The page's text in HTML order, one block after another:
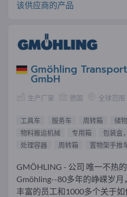
该供应商的产品
Gmöhling
GmbH
生产厂家 德国 全球范围
工具车 服务车 周转箱
储
物料搬运机械
专用箱
包装盒
处理容器
周转箱 置物架手推
GMÖHLING - 公司 唯一不热的
Gmöhling--80多年的峥嵘岁月
丰富的员工和1000多个关于